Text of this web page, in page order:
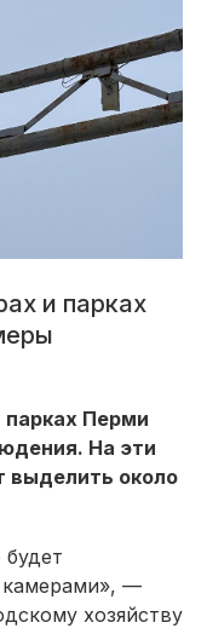
и парках
парках Перми
На эти
выделить около
камерами», —
хозяйству